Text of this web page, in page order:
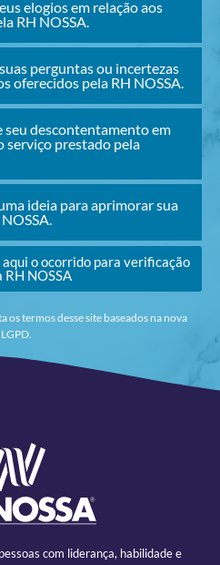
elogios em relação aos
RH NOSSA.
perguntas ou incertezas
oferecidos pela RH NOSSA.
seu descontentamento em
serviço prestado pela
ideia para aprimorar sua
o ocorrido para verificação
RH NOSSA
os termos desse site baseados na nova
LGPD.
com liderança, habilidade e